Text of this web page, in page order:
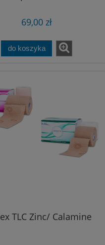
69,00 zł
do koszyka
TLC Zinc/ Calamine